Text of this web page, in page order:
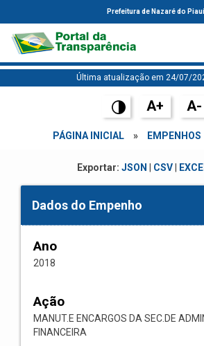
Prefeitura de Nazaré do Piauí
Última atualização em 24/07/
A+ A-
PÁGINA INICIAL » EMPENHOS
Exportar: JSON CSV|
Dados do Empenho
Ano
2018
Ação
MANUT.E ENCARGOS DA SEC.DE
FINANCEIRA